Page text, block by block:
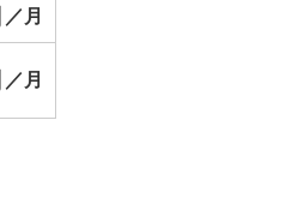
／月
／月